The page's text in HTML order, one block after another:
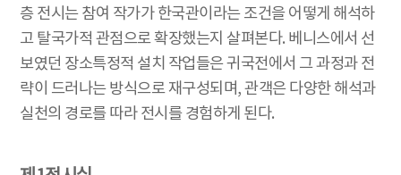
층 전시는 참여 작가가 한국관이라는 조건을 어떻게 해석하
고 탈국가적 관점으로 확장했는지 살펴본다. 베니스에서 선
보였던 장소특정적 설치 작업들은 귀국전에서 그 과정과 전
략이 드러나는 방식으로 재구성되며, 관객은 다양한 해석과
실천의 경로를 따라 전시를 경험하게 된다.